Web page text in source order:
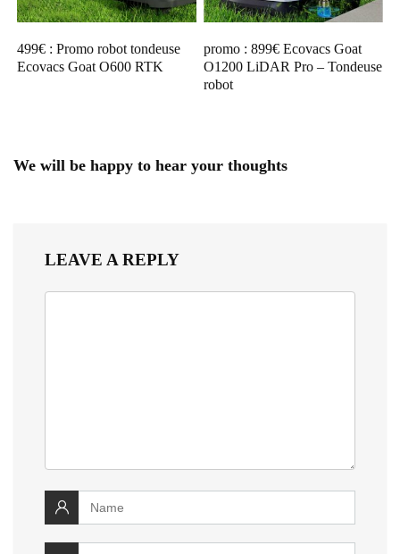
499€ : Promo robot tondeuse
Ecovacs Goat O600 RTK
promo : 899€ Ecovacs Goat
O1200 LiDAR Pro – Tondeuse
robot
We will be happy to hear your thoughts
LEAVE A REPLY